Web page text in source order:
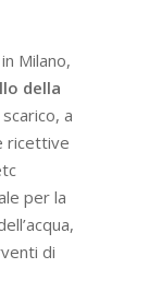
Milano,
della
a
ricettive
per la
di